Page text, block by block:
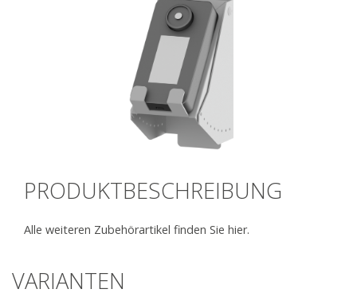
PRODUKTBESCHREIBUNG
Alle weiteren Zubehörartikel finden Sie hier.
VARIANTEN